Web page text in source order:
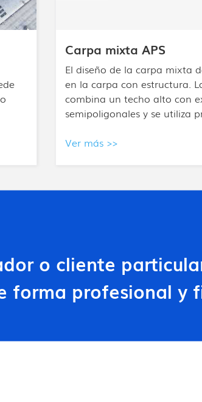
Carpa del pabellón
Se puede construir
forma flexible y reutilizar. Es
urbanos en desuso y
y ponerse en
Ver más >>
o cliente
forma profesional y